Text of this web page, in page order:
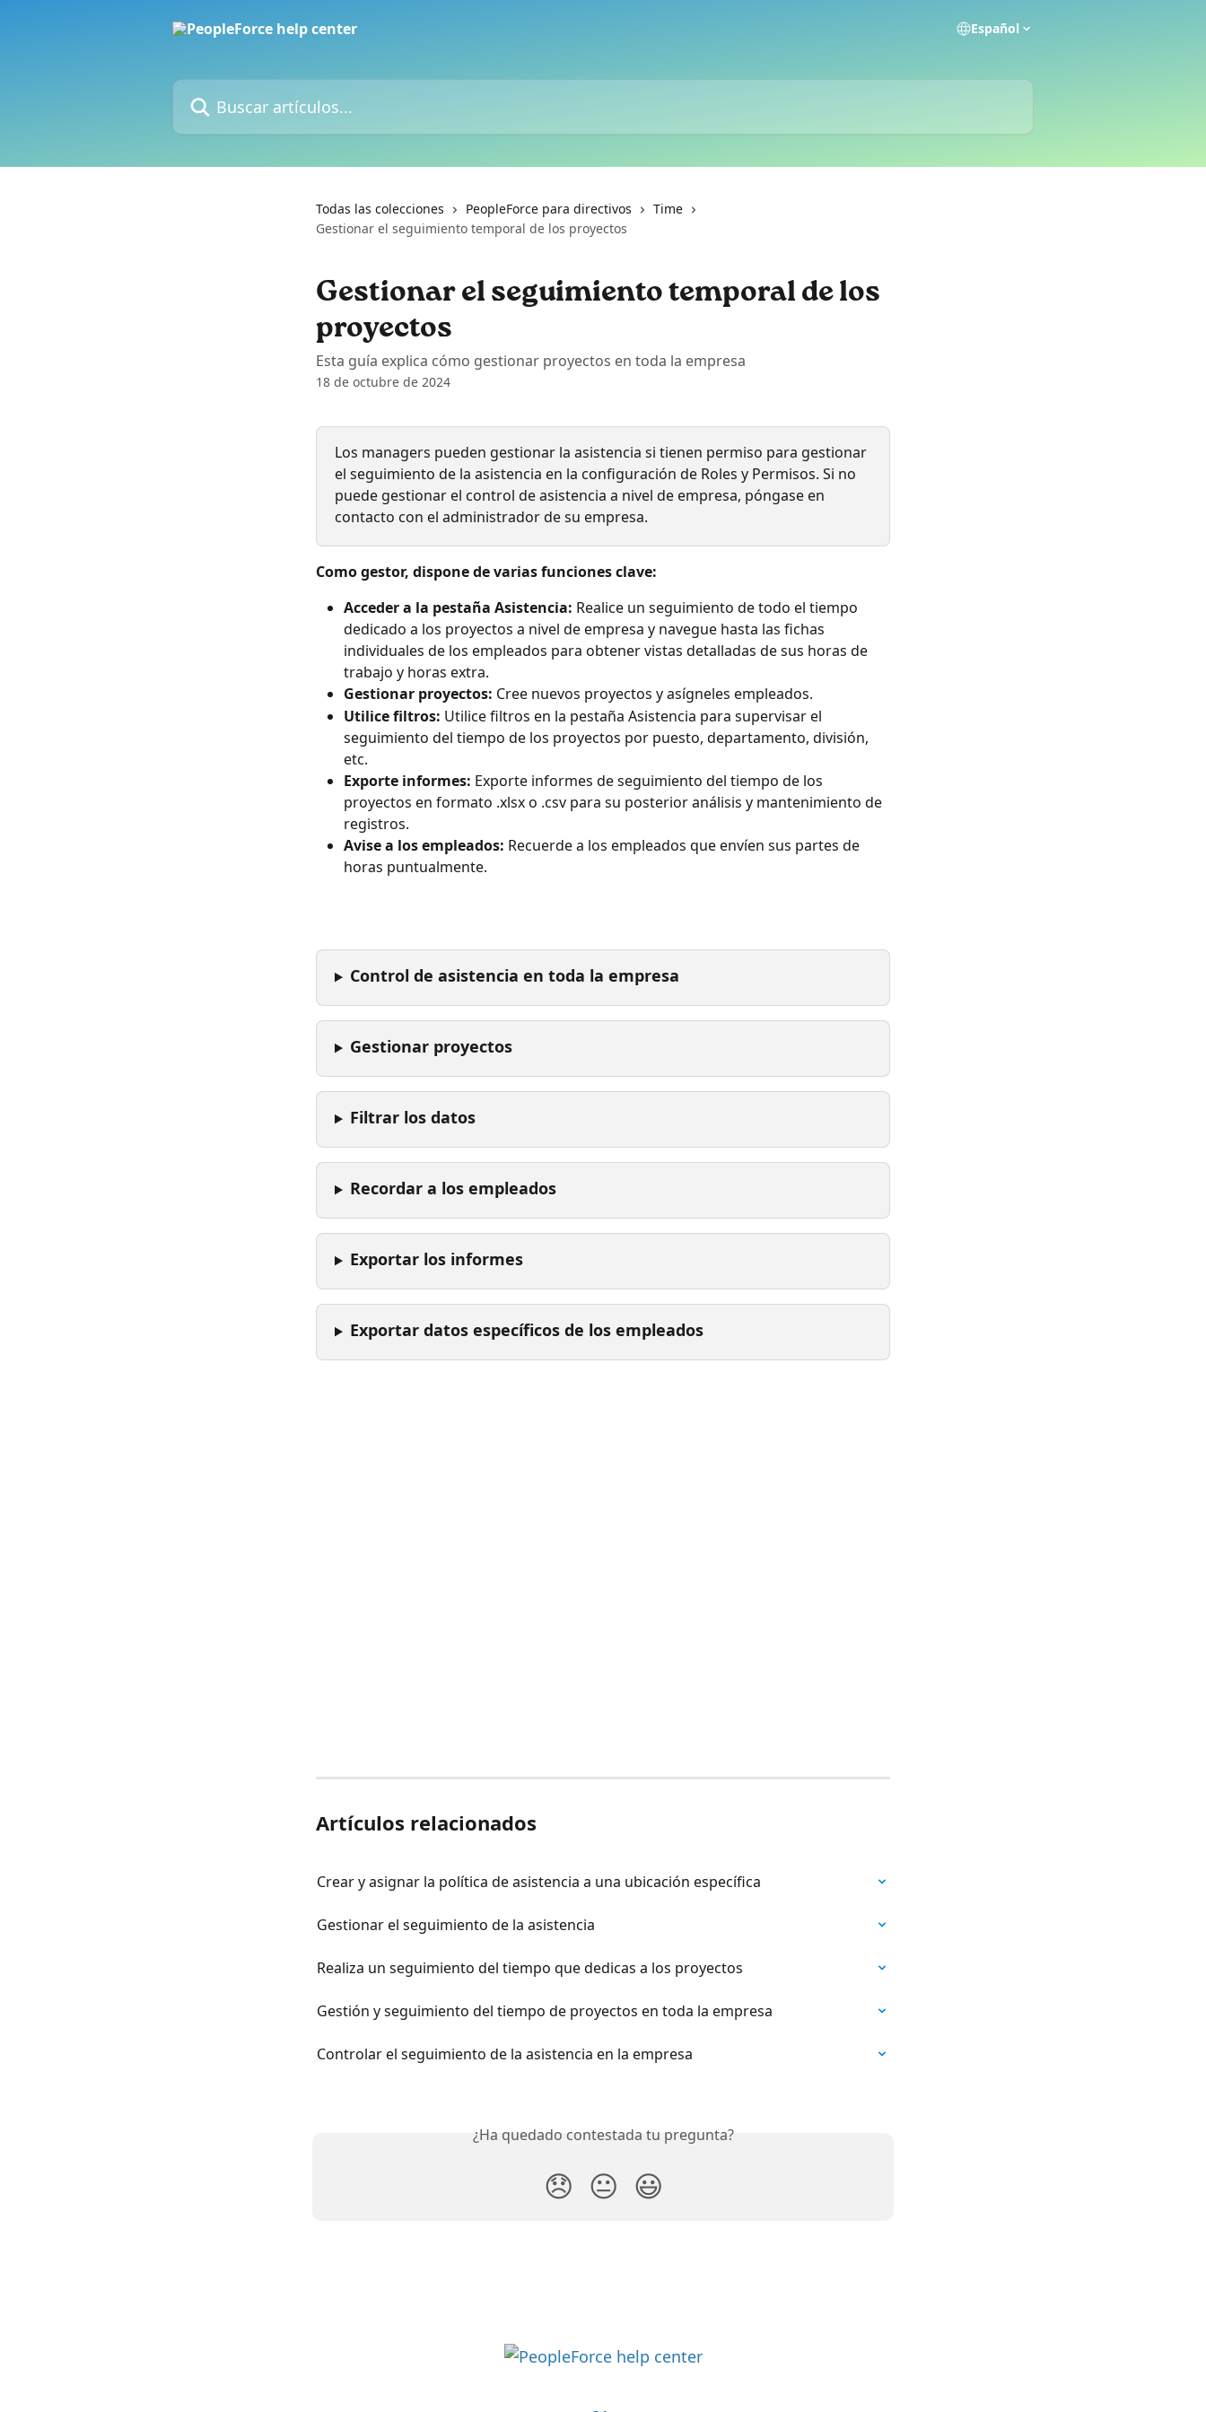
Español
Buscar artículos...
Todas las colecciones PeopleForce para directivos
Time
Gestionar el seguimiento temporal de los proyectos
Gestionar el seguimiento temporal de los
proyectos
Esta guía explica cómo gestionar proyectos en toda la empresa
18 de octubre de 2024
Los managers pueden gestionar la asistencia si tienen permiso para gestionar
el seguimiento de la asistencia en la configuración de Roles y Permisos. Si no
puede gestionar el control de asistencia a nivel de empresa, póngase en
contacto con el administrador de su empresa.
Como gestor, dispone de varias funciones clave:
Acceder a la pestaña Asistencia: Realice un seguimiento de todo el tiempo
dedicado a los proyectos a nivel de empresa y navegue hasta las fichas
individuales de los empleados para obtener vistas detalladas de sus horas de
trabajo y horas extra.
Gestionar proyectos: Cree nuevos proyectos y asígneles empleados.
Utilice filtros: Utilice filtros en la pestaña Asistencia para supervisar el
seguimiento del tiempo de los proyectos por puesto, departamento, división,
etc.
Exporte informes: Exporte informes de seguimiento del tiempo de los
proyectos en formato .xlsx o .csv para su posterior análisis y mantenimiento de
registros.
Avise a los empleados: Recuerde a los empleados que envíen sus partes de
horas puntualmente.
Control de asistencia en toda la empresa
Gestionar proyectos
Filtrar los datos
Recordar a los empleados
Exportar los informes
Exportar datos específicos de los empleados
Artículos relacionados
Crear y asignar la política de asistencia a una ubicación específica
Gestionar el seguimiento de la asistencia
Realiza un seguimiento del tiempo que dedicas a los proyectos
Gestión y seguimiento del tiempo de proyectos en toda la empresa
Controlar el seguimiento de la asistencia en la empresa
¿Ha quedado contestada tu pregunta?
😞 😐 😃